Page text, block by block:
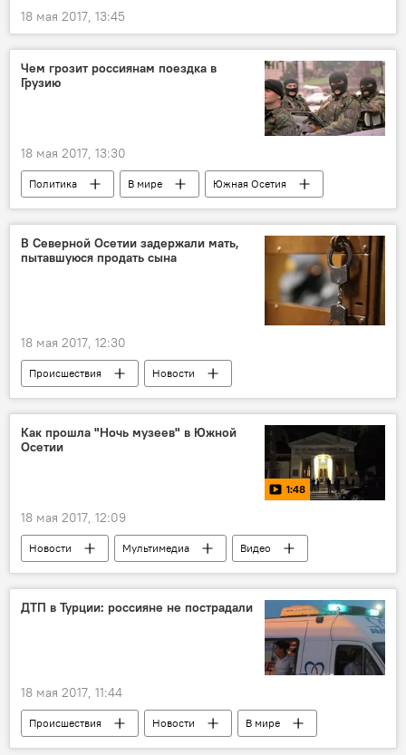
18 мая 2017, 13:45
Чем грозит россиянам поездка в
Грузию
18 мая 2017, 13:30
Политика В мире
Южная Осетия
Аналитика
В Северной Осетии задержали мать,
пытавшуюся продать сына
18 мая 2017, 12:30
Происшествия
Новости
Северная Осетия
Как прошла "Ночь музеев" в Южной
Осетии
1:48
18 мая 2017, 12:09
Новости Мультимедиа
Видео
Южная Осетия
ДТП в Турции: россияне не пострадали
18 мая 2017, 11:44
Происшествия Новости В мире